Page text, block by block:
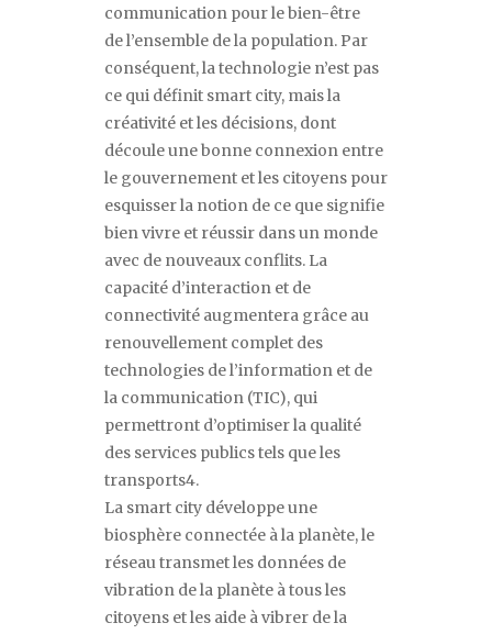
communication pour le bien-être
del’ensemble de la population. Par
conséquent, la technologie n’est pas
ce qui définit smart city, mais la
créativité et les décisions, dont
découle une bonne connexion entre
le gouvernement et les citoyens pour
esquisser la notion de ce que signifie
bien vivre et réussir dans un monde
avec de nouveaux conflits. La
capacité d’interaction et de
connectivité augmentera grâce au
renouvellement complet des
technologies de l’information et de
la communication (TIC), qui
permettront d’optimiser la qualité
des services publics tels que les
transports4.
La smart city développe une
biosphère connectée à la planète, le
réseau transmet les données de
vibration de la planète à tous les
citoyens et les aide à vibrer de la